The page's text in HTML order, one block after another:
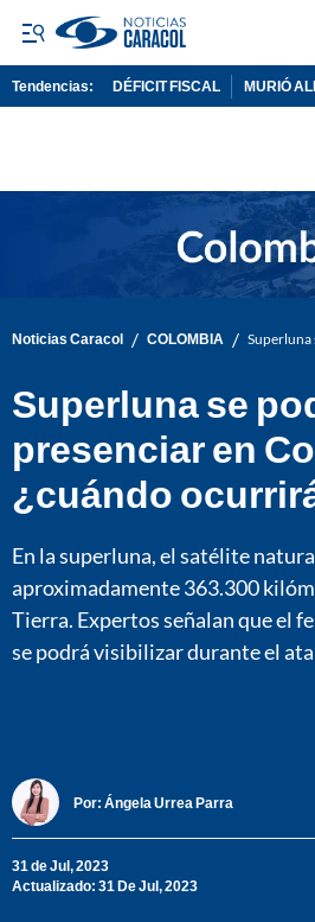
Tendencias: DÉFICIT FISCAL MURIÓ
Noticias Caracol / COLOMBIA / Superluna
Superluna se
presenciar en
¿cuándo
En la superluna, el satélite
aproximadamente 363.300
Tierra. Expertos señalan que el
se podrá visibilizar durante el
Por: Ángela Urrea Parra
31 de Jul, 2023
Actualizado: 31 De Jul, 2023